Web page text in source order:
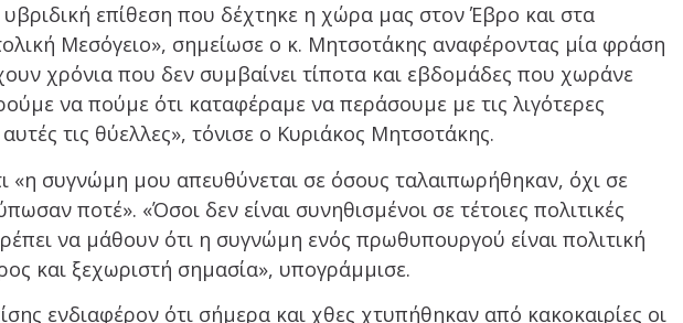
υβριδική επίθεση που δέχτηκε η χώρα μας στον Έβρο και στα
Μεσόγειο», σημείωσε ο κ. Μητσοτάκης αναφέροντας μία φράση
χρόνια που δεν συμβαίνει τίποτα και εβδομάδες που χωράνε
να πούμε ότι καταφέραμε να περάσουμε με τις λιγότερες
τις θύελλες», τόνισε ο Κυριάκος Μητσοτάκης.
«η συγνώμη μου απευθύνεται σε όσους ταλαιπωρήθηκαν, όχι σε
ποτέ». «Όσοι δεν είναι συνηθισμένοι σε τέτοιες πολιτικές
να μάθουν ότι η συγνώμη ενός πρωθυπουργού είναι πολιτική
και ξεχωριστή σημασία», υπογράμμισε.
ενδιαφέρον ότι σήμερα και χθες χτυπήθηκαν από κακοκαιρίες οι